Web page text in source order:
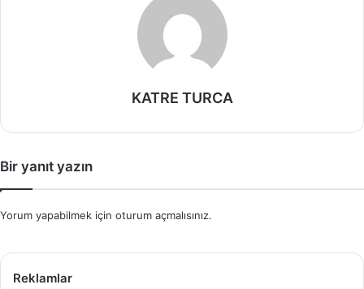
KATRE TURCA
Bir yanıt yazın
Yorum yapabilmek için oturum açmalısınız.
Reklamlar